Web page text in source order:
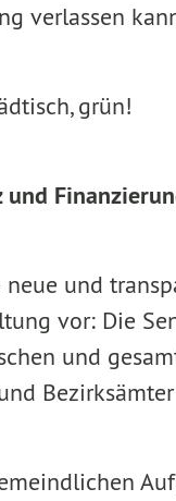
verlassen
grün!
und
und
vor: Die
und